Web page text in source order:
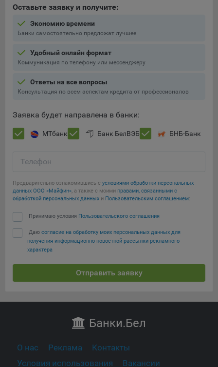
Оставьте заявку и получите:
Экономию времени
Банки самостоятельно предложат лучшее
Удобный онлайн формат
Коммуникация по телефону или мессенджеру
Ответы на все вопросы
Консультация по всем аспектам кредита от профессионалов
Заявка будет направлена в банки:
МТбанк Банк БелВЭБ БНБ-Банк
Телефон
Предварительно ознакомившись с условиями обработки персональных
данных ООО «Майфин», а также с моими правами, связанными с
обработкой персональных данных и Пользовательским соглашением:
Принимаю условия Пользовательского соглашения
Даю согласие на обработку моих персональных данных для
получения информационно-новостной рассылки рекламного
характера
Отправить заявку
Банки.Бел
О нас Реклама
Контакты
Условия использования
Вакансии